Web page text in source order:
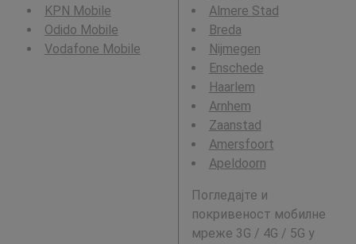
KPN Mobile
Odido Mobile
Vodafone Mobile
Almere Stad
Breda
Nijmegen
Enschede
Haarlem
Arnhem
Zaanstad
Amersfoort
Apeldoorn
Погледајте и
покривеност мобилне
мреже 3G / 4G / 5G у